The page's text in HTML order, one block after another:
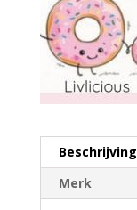
Beschrijving
Merk